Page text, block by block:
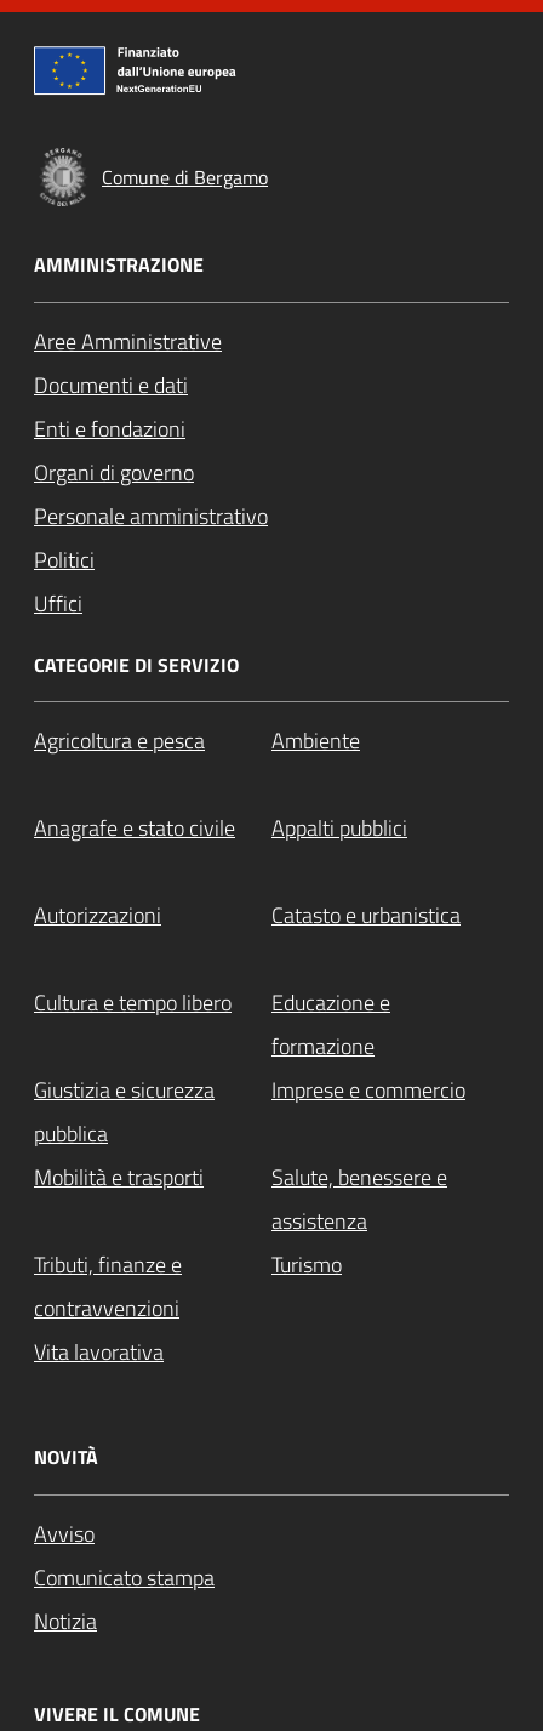
Comune di Bergamo
AMMINISTRAZIONE
Aree Amministrative
Documenti e dati
Enti e fondazioni
Organi di governo
Personale amministrativo
Politici
Uffici
CATEGORIE DI SERVIZIO
Agricoltura e pesca Ambiente
Anagrafe e stato civile Appalti pubblici
Autorizzazioni Catasto e urbanistica
Cultura e tempo libero
Educazione e
formazione
Giustizia e sicurezza
pubblica
Imprese e commercio
Mobilità e trasporti
Salute, benessere e
assistenza
Tributi, finanze e
contravvenzioni
Turismo
Vita lavorativa
NOVITÀ
Avviso
Comunicato stampa
Notizia
VIVERE IL COMUNE